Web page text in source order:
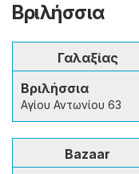
Βριλήσσια
Γαλαξίας
Βριλήσσια
Αγίου Αντωνίου 63
Bazaar